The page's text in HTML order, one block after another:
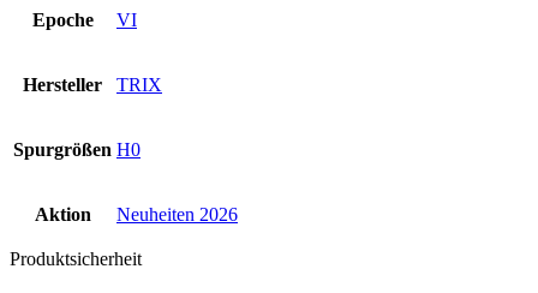
Epoche VI
Hersteller TRIX
Spurgrößen H0
Aktion Neuheiten 2026
Produktsicherheit